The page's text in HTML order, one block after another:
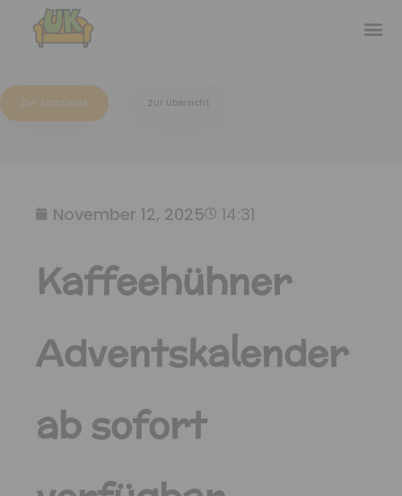
Zur Startseite Zur Übersicht
November 12, 2025 14:31
Kaffeehühner
Adventskalender
ab sofort